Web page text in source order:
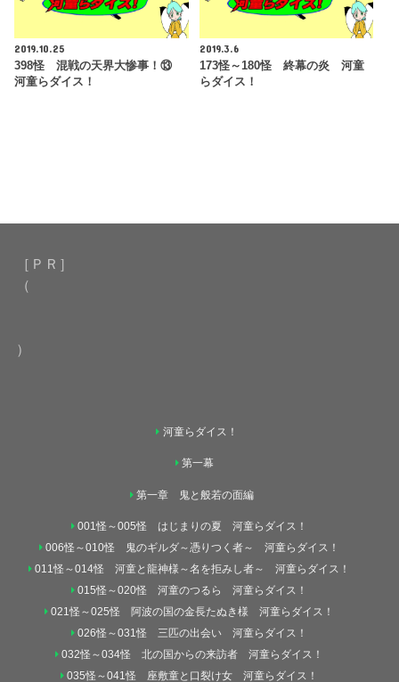
2019.10.25
398怪 混戦の天界大惨事！⑬
河童らダイス！
2019.3.6
173怪～180怪 終幕の炎 河童
らダイス！
［ＰＲ］
（
）
河童らダイス！
第一幕
第一章 鬼と般若の面編
001怪～005怪 はじまりの夏 河童らダイス！
006怪～010怪 鬼のギルダ～憑りつく者～ 河童らダイス！
011怪～014怪 河童と龍神様～名を拒みし者～ 河童らダイス！
015怪～020怪 河童のつるら 河童らダイス！
021怪～025怪 阿波の国の金長たぬき様 河童らダイス！
026怪～031怪 三匹の出会い 河童らダイス！
032怪～034怪 北の国からの来訪者 河童らダイス！
035怪～041怪 座敷童と口裂け女 河童らダイス！